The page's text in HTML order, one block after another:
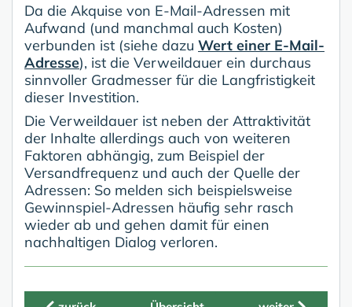
Da die Akquise von E-Mail-Adressen mit
Aufwand (und manchmal auch Kosten)
verbunden ist (siehe dazu Wert einer E-Mail-
Adresse), ist die Verweildauer ein durchaus
sinnvoller Gradmesser für die Langfristigkeit
dieser Investition.
Die Verweildauer ist neben der Attraktivität
der Inhalte allerdings auch von weiteren
Faktoren abhängig, zum Beispiel der
Versandfrequenz und auch der Quelle der
Adressen: So melden sich beispielsweise
Gewinnspiel-Adressen häufig sehr rasch
wieder ab und gehen damit für einen
nachhaltigen Dialog verloren.